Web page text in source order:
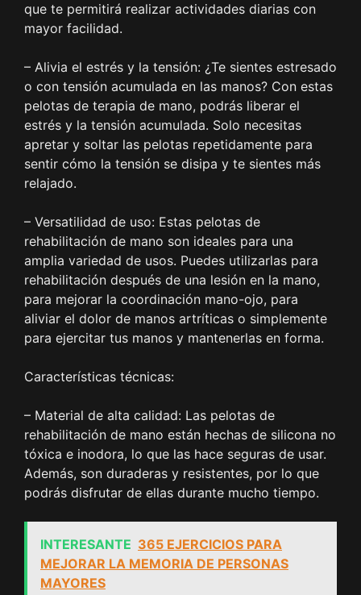
que te permitirá realizar actividades diarias con
mayor facilidad.
– Alivia el estrés y la tensión: ¿Te sientes estresado
o con tensión acumulada en las manos? Con estas
pelotas de terapia de mano, podrás liberar el
estrés y la tensión acumulada. Solo necesitas
apretar y soltar las pelotas repetidamente para
sentir cómo la tensión se disipa y te sientes más
relajado.
– Versatilidad de uso: Estas pelotas de
rehabilitación de mano son ideales para una
amplia variedad de usos. Puedes utilizarlas para
rehabilitación después de una lesión en la mano,
para mejorar la coordinación mano-ojo, para
aliviar el dolor de manos artríticas o simplemente
para ejercitar tus manos y mantenerlas en forma.
Características técnicas:
– Material de alta calidad: Las pelotas de
rehabilitación de mano están hechas de silicona no
tóxica e inodora, lo que las hace seguras de usar.
Además, son duraderas y resistentes, por lo que
podrás disfrutar de ellas durante mucho tiempo.
INTERESANTE 365 EJERCICIOS PARA
MEJORAR LA MEMORIA DE PERSONAS
MAYORES